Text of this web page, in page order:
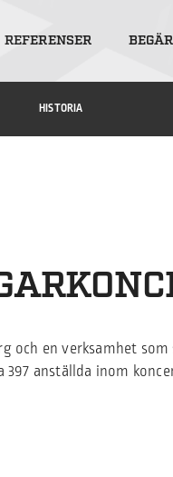
REFERENSER
HISTORIA
och en verksamhet
397 anställda inom